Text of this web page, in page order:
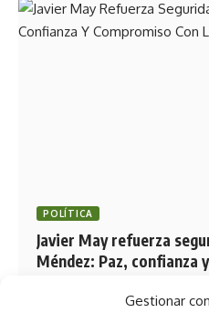
Gestionar
POLÍTICA
Javier May refuerza
Méndez: Paz, confianza